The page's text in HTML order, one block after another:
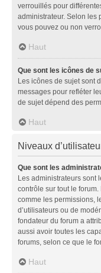
verrouillés pour
administrateur. Selon les
vous pouvez ou non
Haut
Que sont les icônes de
Les icônes de sujet sont
messages pour refléter
de sujet dépend des
Haut
Niveaux
Que sont les
Les administrateurs sont
contrôle sur tout le
comme les permissions,
d’utilisateurs ou de
fondateur du forum a
aussi avoir toutes les
forums, selon ce que le
Haut